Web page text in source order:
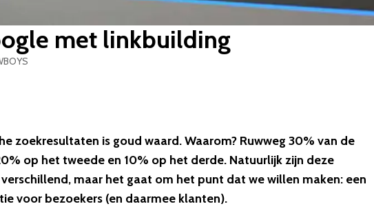
met linkbuilding
zoekresultaten is goud waard. Waarom? Ruwweg 30% van de
op het tweede en 10% op het derde. Natuurlijk zijn deze
maar het gaat om het punt dat we willen maken: een
voor bezoekers (en daarmee klanten).